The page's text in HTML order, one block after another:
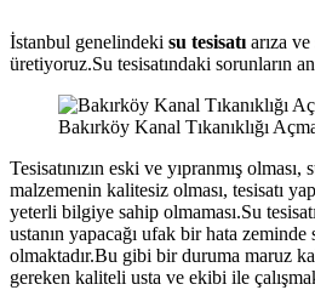
İstanbul genelindeki su tesisatı arıza
üretiyoruz.Su tesisatındaki sorunların
Bakırköy Kanal Tıkanıklığı
Tesisatınızın eski ve yıpranmış olması,
malzemenin kalitesiz olması, tesisatı
yeterli bilgiye sahip olmaması.Su
ustanın yapacağı ufak bir hata zeminde
olmaktadır.Bu gibi bir duruma maruz
gereken kaliteli usta ve ekibi ile